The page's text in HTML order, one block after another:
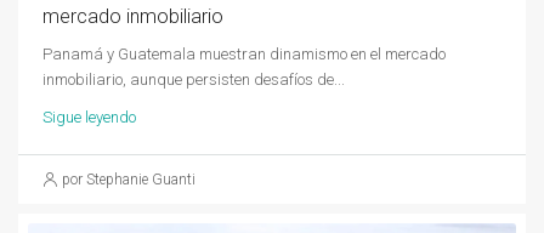
mercado inmobiliario
Panamá y Guatemala muestran dinamismo en el mercado
inmobiliario, aunque persisten desafíos de...
Sigue leyendo
por Stephanie Guanti